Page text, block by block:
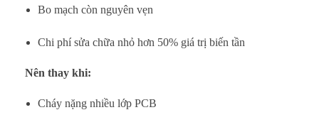
Bo mạch còn nguyên vẹn
Chi phí sửa chữa nhỏ hơn 50% giá trị biến tần
Nên thay khi:
Cháy nặng nhiều lớp PCB